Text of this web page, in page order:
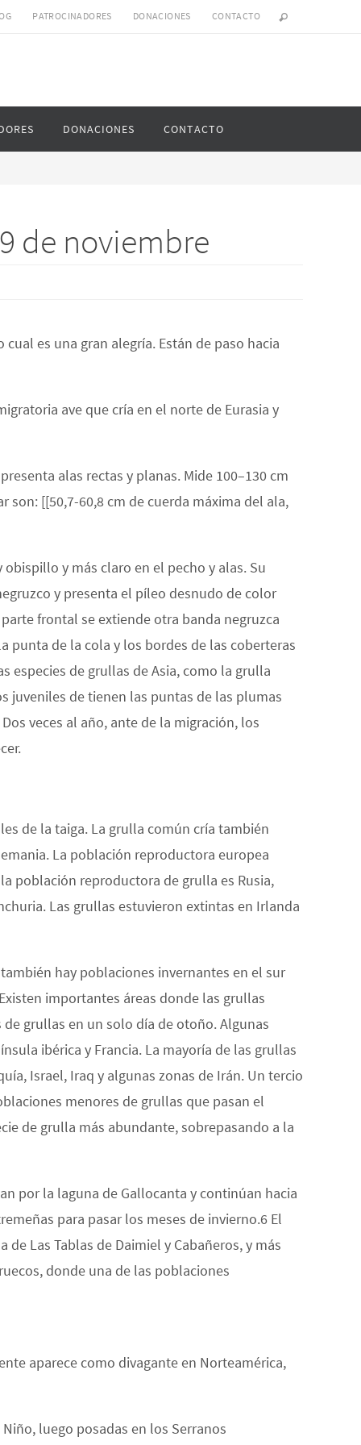
PATROCINADORES DONACIONES CONTACTO
DONACIONES CONTACTO
de noviembre
es una gran alegría. Están de paso hacia
ave que cría en el norte de Eurasia y
alas rectas y planas. Mide 100–130 cm
son: [[50,7-60,8 cm de cuerda máxima del ala,
y más claro en el pecho y alas. Su
y presenta el píleo desnudo de color
frontal se extiende otra banda negruzca
punta de la cola y los bordes de las coberteras
especies de grullas de Asia, como la grulla
juveniles de tienen las puntas de las plumas
veces al año, ante de la migración, los
de la taiga. La grulla común cría también
La población reproductora europea
población reproductora de grulla es Rusia,
Las grullas estuvieron extintas en Irlanda
hay poblaciones invernantes en el sur
importantes áreas donde las grullas
grullas en un solo día de otoño. Algunas
ibérica y Francia. La mayoría de las grullas
Israel, Iraq y algunas zonas de Irán. Un tercio
menores de grullas que pasan el
de grulla más abundante, sobrepasando a la
por la laguna de Gallocanta y continúan hacia
para pasar los meses de invierno.6​ El
Las Tablas de Daimiel y Cabañeros, y más
donde una de las poblaciones
aparece como divagante en Norteamérica,
luego posadas en los Serranos